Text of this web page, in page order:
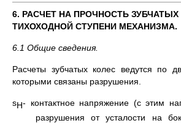
6. РАСЧЕТ НА ПРОЧНОСТЬ
ТИХОХОДНОЙ СТУПЕНИ МЕХАНИЗМА.
6.1 Общие сведения.
Расчеты зубчатых колес ведутся по
которыми связаны разрушения.
sН- контактное напряжение (с этим
разрушения от усталости на